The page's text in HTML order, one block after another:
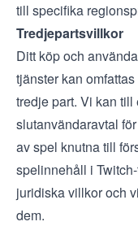
till specifika
Tredjepartsvillkor
Ditt köp och
tjänster kan
tredje part. Vi kan
slutanvändaravtal
av spel knutna till
spelinnehåll i
juridiska villkor och
dem.